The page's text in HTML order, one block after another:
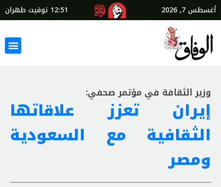
أغسطس 7, 2026 12:51 توقيت طهران
وزير الثقافة في مؤتمر صحفي:
إيران تعزز علاقاتها
الثقافية مع السعودية
ومصر